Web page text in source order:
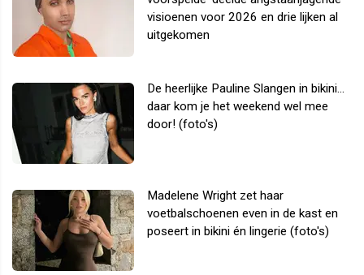
visioenen voor 2026 en drie lijken al
uitgekomen
De heerlijke Pauline Slangen in bikini...
daar kom je het weekend wel mee
door! (foto's)
Madelene Wright zet haar
voetbalschoenen even in de kast en
poseert in bikini én lingerie (foto's)